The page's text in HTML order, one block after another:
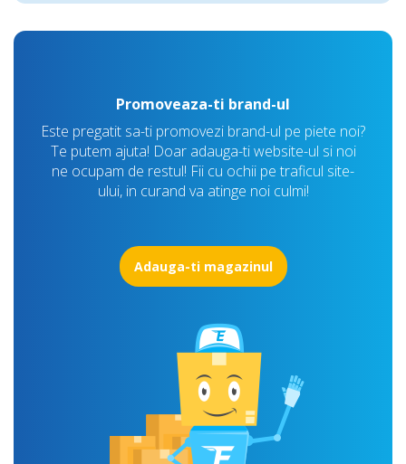
Promoveaza-ti brand-ul
Este pregatit sa-ti promovezi brand-ul pe piete noi?
Te putem ajuta! Doar adauga-ti website-ul si noi
ne ocupam de restul! Fii cu ochii pe traficul site-
ului, in curand va atinge noi culmi!
Adauga-ti magazinul